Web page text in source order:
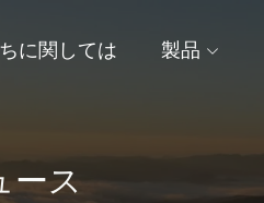
に関しては 製品
ース